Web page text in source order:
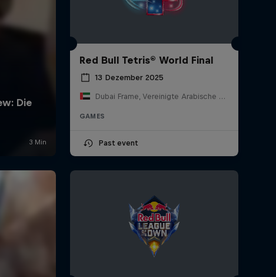
Red Bull Tetris® World Final
13 Dezember 2025
Dubai Frame, Vereinigte Arabische Emirate
GAMES
Past event